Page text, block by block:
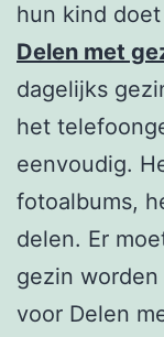
hun kind
Delen met
dagelijks
het
eenvoudig.
fotoalbums,
delen. Er
gezin
voor Delen